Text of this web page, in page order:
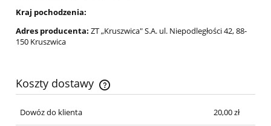
Kraj pochodzenia:
Adres producenta: ZT „Kruszwica" S.A. ul. Niepodległości 42, 88-
150 Kruszwica
Koszty dostawy
Cena nie zawiera ewentualnych kosztów płatności
Dowóz do klienta
20,00 zł